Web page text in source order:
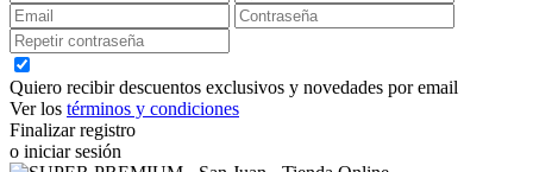
Quiero recibir descuentos exclusivos y novedades por email
Ver los términos y condiciones
Finalizar registro
o iniciar sesión